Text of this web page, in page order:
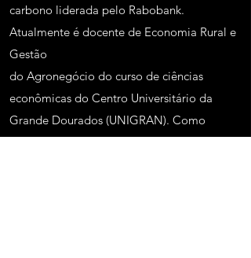
carbono liderada pelo Rabobank.
Atualmente é docente de Economia Rural e
Gestão
do Agronegócio do curso de ciências
econômicas do Centro Universitário da
Grande Dourados (UNIGRAN). Como
extensionista e pesquisadora vem